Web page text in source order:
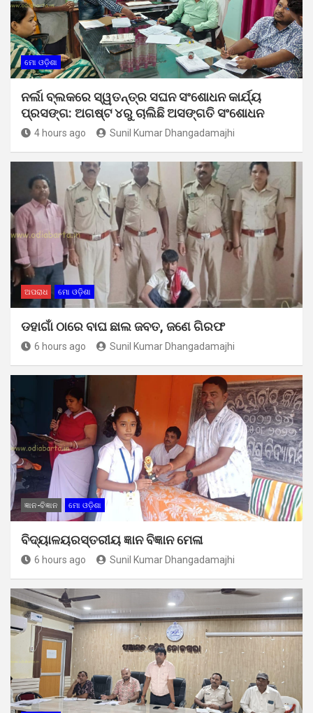
ମୋ ଓଡ଼ିଶା
ନର୍ଲା ବ୍ଲକରେ ସ୍ୱତନ୍ତ୍ର ସଘନ ସଂଶୋଧନ କାର୍ଯ୍ୟ
ପ୍ରସଙ୍ଗ: ଅଗଷ୍ଟ ୪ରୁ ଚାଲିଛି ଅସଙ୍ଗତି ସଂଶୋଧନ
4 hours ago Sunil Kumar Dhangadamajhi
ଅପରାଧ ମୋ ଓଡ଼ିଶା
ଡହାଗାଁ ଠାରେ ବାଘ ଛାଲ ଜବତ, ଜଣେ ଗିରଫ
6 hours ago Sunil Kumar Dhangadamajhi
ଜ୍ଞାନ-ବିଜ୍ଞାନ ମୋ ଓଡ଼ିଶା
ବିଦ୍ୟାଳୟରସ୍ତରୀୟ ଜ୍ଞାନ ବିଜ୍ଞାନ ମେଳା
6 hours ago Sunil Kumar Dhangadamajhi